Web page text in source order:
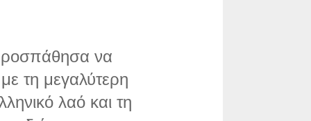
να
τη μεγαλύτερη
λαό και τη